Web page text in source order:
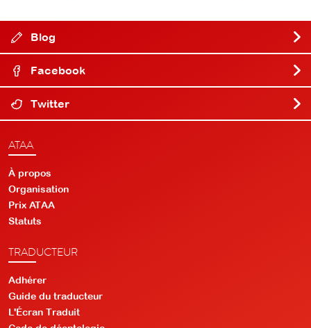
Blog
Facebook
Twitter
ATAA
À propos
Organisation
Prix ATAA
Statuts
TRADUCTEUR
Adhérer
Guide du traducteur
L'Écran Traduit